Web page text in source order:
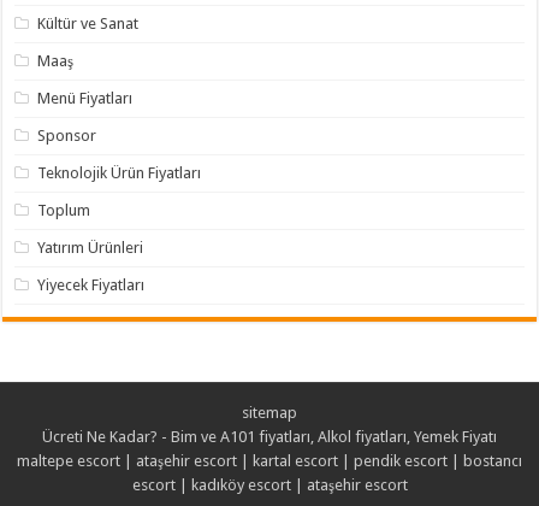
Kültür ve Sanat
Maaş
Menü Fiyatları
Sponsor
Teknolojik Ürün Fiyatları
Toplum
Yatırım Ürünleri
Yiyecek Fiyatları
sitemap
Ücreti Ne Kadar? - Bim ve A101 fiyatları, Alkol fiyatları, Yemek Fiyatı
maltepe escort | ataşehir escort | kartal escort | pendik escort | bostancı
escort| kadıköy escort| ataşehir escort